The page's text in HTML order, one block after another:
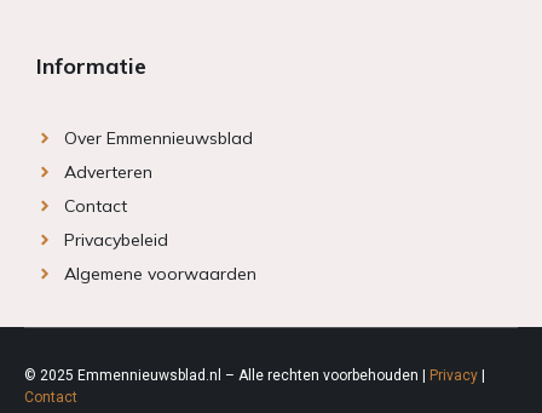
Informatie
Over Emmennieuwsblad
Adverteren
Contact
Privacybeleid
Algemene voorwaarden
© 2025 Emmennieuwsblad.nl – Alle rechten voorbehouden | Privacy |
Contact